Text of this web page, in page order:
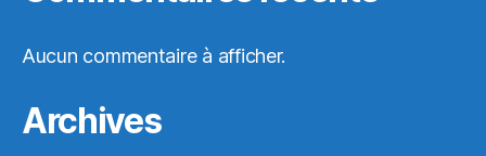
Aucun commentaire à afficher.
Archives